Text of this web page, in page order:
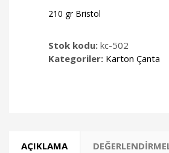
210 gr Bristol
Stok kodu: kc-502
Kategoriler: Karton Çanta
AÇIKLAMA